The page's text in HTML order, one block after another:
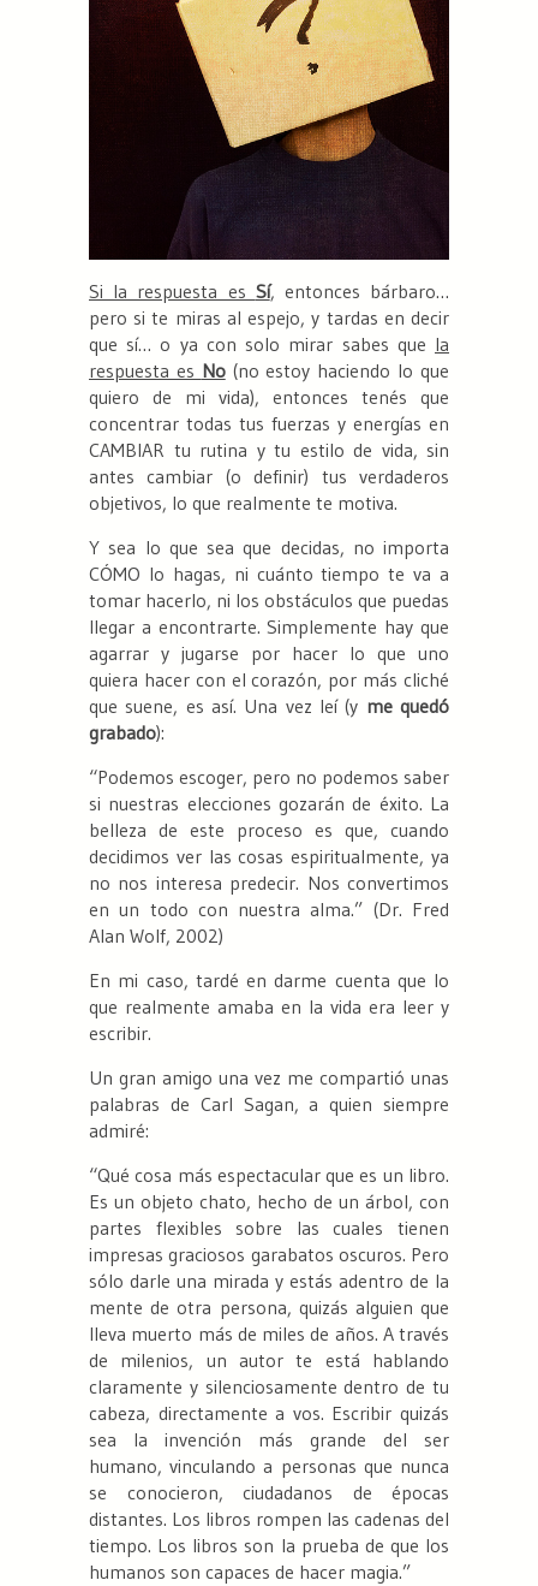
Si la respuesta es Sí, entonces bárbaro…
pero si te miras al espejo, y tardas en decir
que sí… o ya con solo mirar sabes que la
respuesta es No (no estoy haciendo lo que
quiero de mi vida), entonces tenés que
concentrar todas tus fuerzas y energías en
CAMBIAR tu rutina y tu estilo de vida, sin
antes cambiar (o definir) tus verdaderos
objetivos, lo que realmente te motiva.
Y sea lo que sea que decidas, no importa
CÓMO lo hagas, ni cuánto tiempo te va a
tomar hacerlo, ni los obstáculos que puedas
llegar a encontrarte. Simplemente hay que
agarrar y jugarse por hacer lo que uno
quiera hacer con el corazón, por más cliché
que suene, es así. Una vez leí (y me quedó
grabado):
“Podemos escoger, pero no podemos saber
si nuestras elecciones gozarán de éxito. La
belleza de este proceso es que, cuando
decidimos ver las cosas espiritualmente, ya
no nos interesa predecir. Nos convertimos
en un todo con nuestra alma.” (Dr. Fred
Alan Wolf, 2002)
En mi caso, tardé en darme cuenta que lo
que realmente amaba en la vida era leer y
escribir.
Un gran amigo una vez me compartió unas
palabras de Carl Sagan, a quien siempre
admiré:
“Qué cosa más espectacular que es un libro.
Es un objeto chato, hecho de un árbol, con
partes flexibles sobre las cuales tienen
impresas graciosos garabatos oscuros. Pero
sólo darle una mirada y estás adentro de la
mente de otra persona, quizás alguien que
lleva muerto más de miles de años. A través
de milenios, un autor te está hablando
claramente y silenciosamente dentro de tu
cabeza, directamente a vos. Escribir quizás
sea la invención más grande del ser
humano, vinculando a personas que nunca
se conocieron, ciudadanos de épocas
distantes. Los libros rompen las cadenas del
tiempo. Los libros son la prueba de que los
humanos son capaces de hacer magia.”